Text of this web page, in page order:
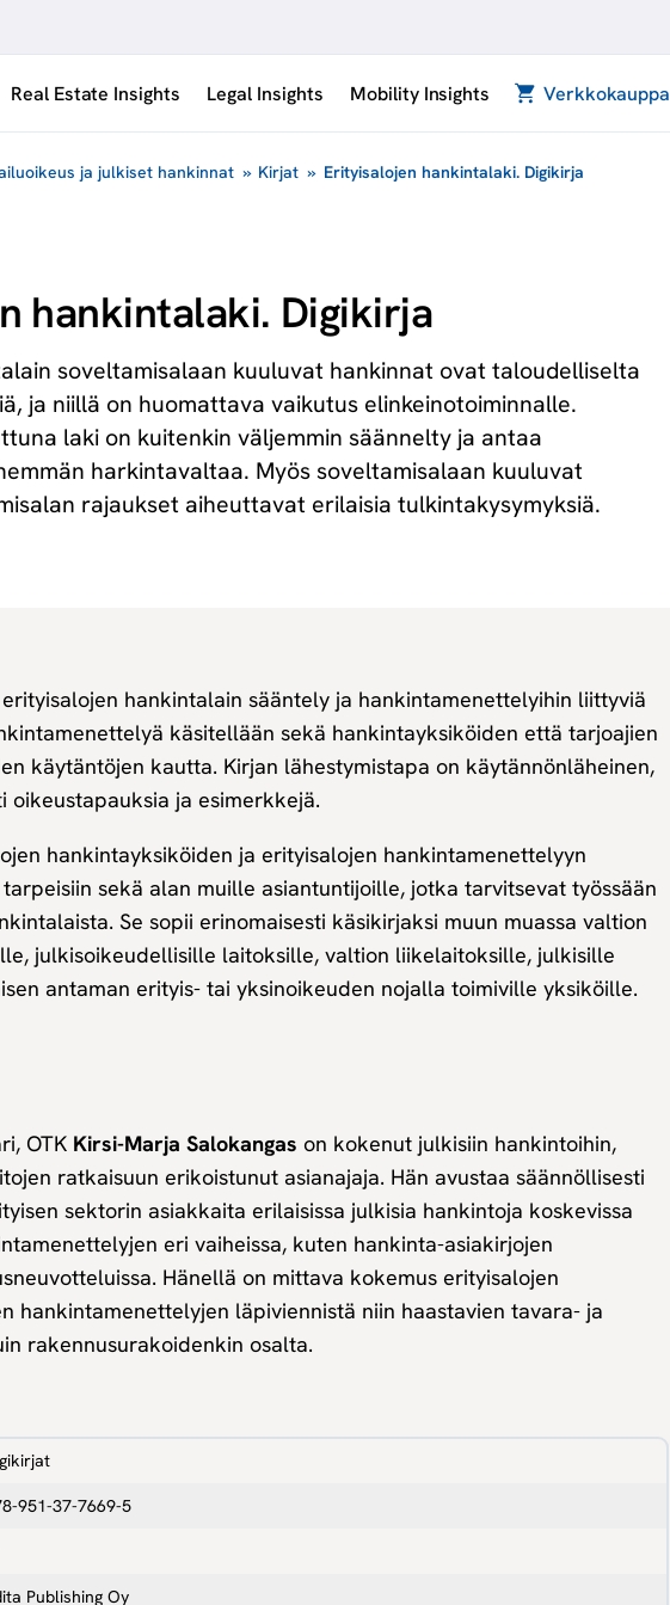
Real Estate Insights Legal Insights Mobility Insights Verkkokauppa
ja julkiset hankinnat » Kirjat » Erityisalojen hankintalaki. Digikirja
hankintalaki. Digikirja
soveltamisalaan kuuluvat hankinnat ovat taloudelliselta
ja niillä on huomattava vaikutus elinkeinotoiminnalle.
laki on kuitenkin väljemmin säännelty ja antaa
harkintavaltaa. Myös soveltamisalaan kuuluvat
rajaukset aiheuttavat erilaisia tulkintakysymyksiä.
hankintalain sääntely ja hankintamenettelyihin liittyviä
käsitellään sekä hankintayksiköiden että tarjoajien
käytäntöjen kautta. Kirjan lähestymistapa on käytännönläheinen,
oikeustapauksia ja esimerkkejä.
hankintayksiköiden ja erityisalojen hankintamenettelyyn
sekä alan muille asiantuntijoille, jotka tarvitsevat työssään
Se sopii erinomaisesti käsikirjaksi muun muassa valtion
julkisoikeudellisille laitoksille, valtion liikelaitoksille, julkisille
antaman erityis- tai yksinoikeuden nojalla toimiville yksiköille.
OTKKirsi-Marja Salokangas on kokenut julkisiin hankintoihin,
ratkaisuun erikoistunut asianajaja. Hän avustaa säännöllisesti
sektorin asiakkaita erilaisissa julkisia hankintoja koskevissa
eri vaiheissa, kuten hankinta-asiakirjojen
Hänellä on mittava kokemus erityisalojen
hankintamenettelyjen läpiviennistä niin haastavien tavara- ja
rakennusurakoidenkin osalta.
951-37-7669-5
Publishing Oy